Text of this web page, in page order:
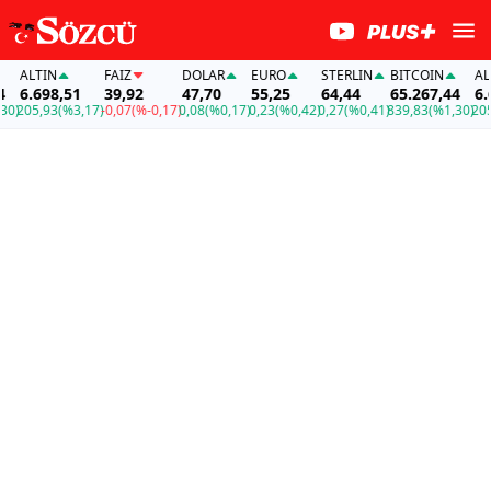
ALTIN
6.698,51
(%3,17)
FAİZ
39,92
-0,07(%-0,17)
DOLAR
47,70
0,08(%0,17)
EURO
55,25
0,23(%0,42)
STERLIN
64,44
0,27(%0,41)
BITCOIN
65.267,44
839,83(%1,30)